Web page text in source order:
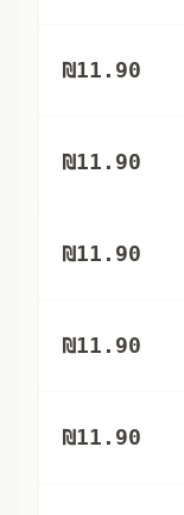
₪11.90
₪11.90
₪11.90
₪11.90
₪11.90